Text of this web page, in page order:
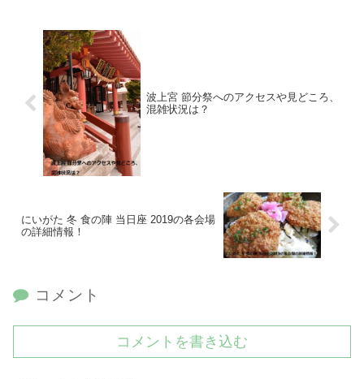
波上宮 節分祭へのアクセスや見どころ、
混雑状況は？
にいがた 冬 食の陣 当日座 2019の各会場
の詳細情報！
コメント
コメントを書き込む